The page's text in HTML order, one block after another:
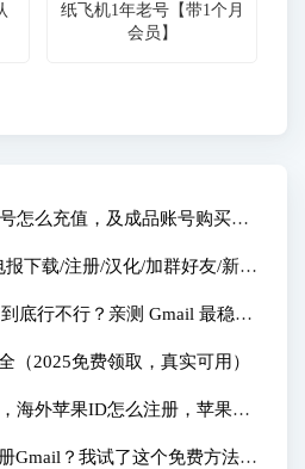
纸飞机1年老号【带1个月
会员】
怎么充值，及成品账号购买流
零开始用Apple【003】
报下载/注册/汉化/加群好友/新手
除限制，电报ios汉化设置中
?
底行不行？亲测 Gmail 最稳最
（2025免费领取，真实可用）
海外苹果ID怎么注册，苹果手
欧易币安app，OKX苹果app怎
Gmail？我试了这个免费方法，